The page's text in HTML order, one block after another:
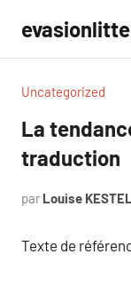
contenu
Uncategorized
La
traduction
par Louise
Texte de